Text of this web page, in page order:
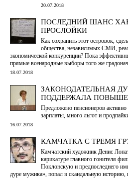
20.07.2018
ПОСЛЕДНИЙ ШАНС
ПРОСЛОЙКИ
Как сохранить этот островок,
общества, независимых СМИ,
экономической конкуренции? Пока
прямые всенародные выборы того же
18.07.2018
ЗАКОНОДАТЕЛЬНАЯ
ПОДДЕРЖАЛА
Предложено пенсионеров активно
зарплаты, много льгот и
16.07.2018
КАМЧАТКА С ТРЕМЯ
Камчатский художник Денис
карикатуре главного гонителя
Поклонскую и предпоследнего
дуре мужика», попал в скандальную историю,